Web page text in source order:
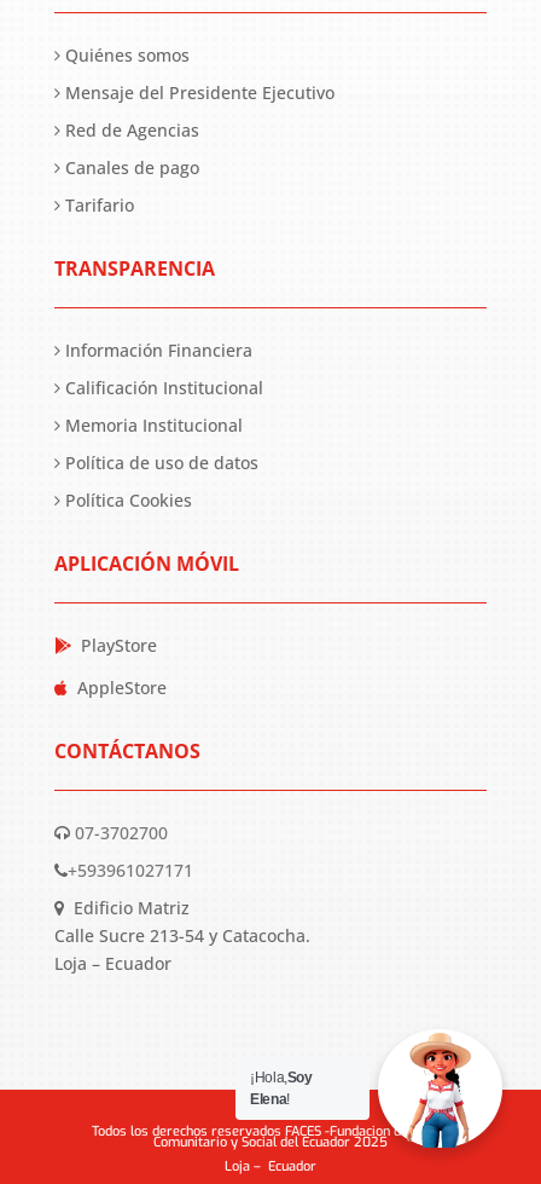
Quiénes somos
Mensaje del Presidente Ejecutivo
Red de Agencias
Canales de pago
Tarifario
TRANSPARENCIA
Información Financiera
Calificación Institucional
Memoria Institucional
Política de uso de datos
Política Cookies
APLICACIÓN MÓVIL
PlayStore
AppleStore
CONTÁCTANOS
07-3702700
+593961027171
Edificio Matriz
Calle Sucre 213-54 y Catacocha.
Loja – Ecuador
Todos los derechos reservados FACES -Fundacion de Apoyo
Comunitario y Social del Ecuador 2025
Loja – Ecuador
¡Hola,Soy
Elena!